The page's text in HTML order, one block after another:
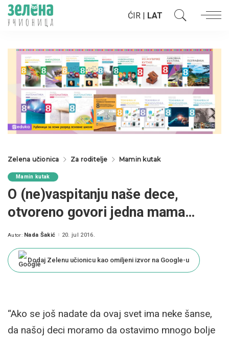
ĆIR | LAT
Zelena učionica Za roditelje Mamin kutak
Mamin kutak
O (ne)vaspitanju naše dece,
otvoreno govori jedna mama…
Posted
Autor: Nada Šakić 20. jul 2016.
Dodaj Zelenu učionicu kao omiljeni izvor na Google-u
“Ako se još nadate da ovaj svet ima neke šanse,
da našoj deci moramo da ostavimo mnogo bolje